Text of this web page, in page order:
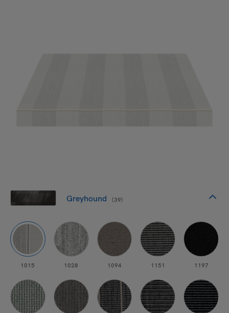
Greyhound (39)
1015 1028 1094 1151 1197